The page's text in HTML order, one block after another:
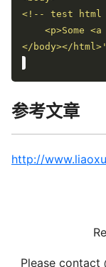
<p>Some <a
</body></
参考文章
http://
Please contact